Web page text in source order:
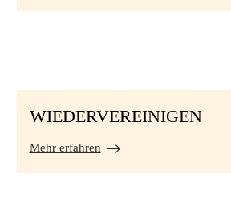
WIEDERVEREINIGEN
Mehr erfahren